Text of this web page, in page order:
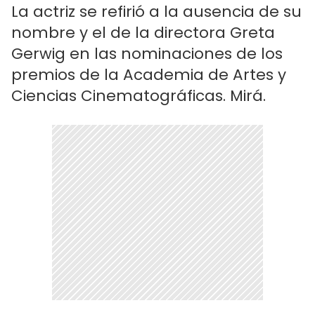
La actriz se refirió a la ausencia de su
nombre y el de la directora Greta
Gerwig en las nominaciones de los
premios de la Academia de Artes y
Ciencias Cinematográficas. Mirá.